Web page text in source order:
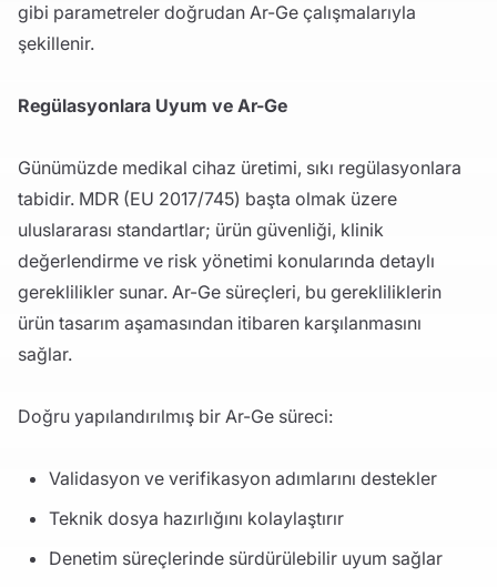
gibi parametreler doğrudan Ar-Ge çalışmalarıyla
şekillenir.
Regülasyonlara Uyum ve Ar-Ge
Günümüzde medikal cihaz üretimi, sıkı regülasyonlara
tabidir. MDR (EU 2017/745) başta olmak üzere
uluslararası standartlar; ürün güvenliği, klinik
değerlendirme ve risk yönetimi konularında detaylı
gereklilikler sunar. Ar-Ge süreçleri, bu gerekliliklerin
ürün tasarım aşamasından itibaren karşılanmasını
sağlar.
Doğru yapılandırılmış bir Ar-Ge süreci:
Validasyon ve verifikasyon adımlarını destekler
Teknik dosya hazırlığını kolaylaştırır
Denetim süreçlerinde sürdürülebilir uyum sağlar